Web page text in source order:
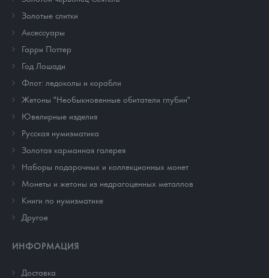
Золотые слитки
Аксессуары
Гарри Поттер
Год Лошади
Флот: ледоколы и корабли
Жетоны "Необыкновенные обитатели глубин"
Ювелирные изделия
Русская нумизматика
Золотая карманная галерея
Наборы подарочных и коллекционных монет
Монеты и жетоны из недрагоценных металлов
Книги по нумизматике
Другое
ИНФОРМАЦИЯ
Доставка